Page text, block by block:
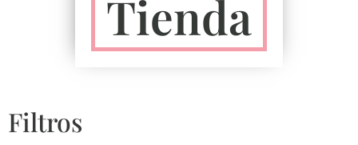
Tienda
Filtros